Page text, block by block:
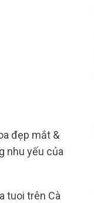
đẹp mắt &
nhu yếu của
tuoi trên Cà